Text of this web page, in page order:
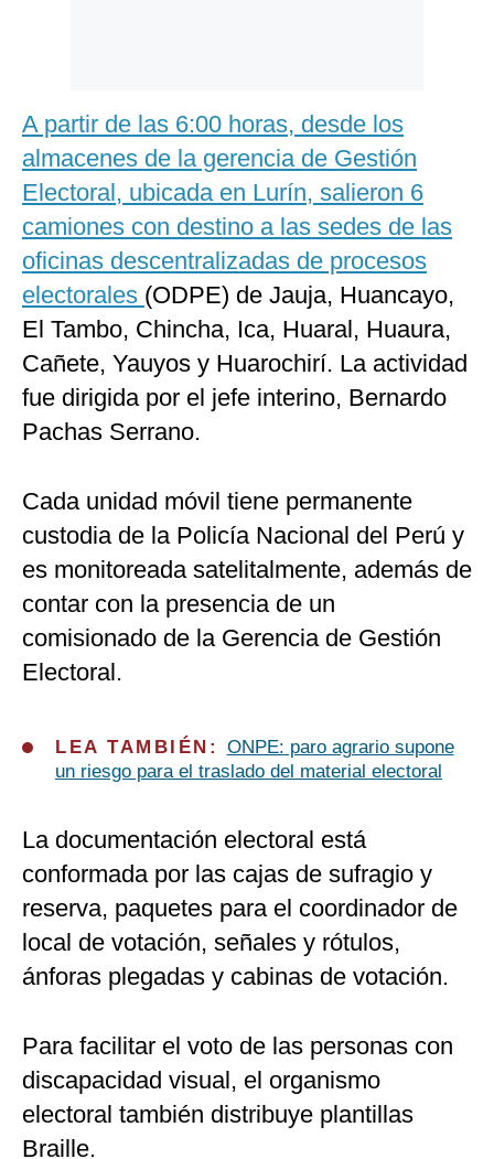
A partir de las 6:00 horas, desde los
almacenes de la gerencia de Gestión
Electoral, ubicada en Lurín, salieron 6
camiones con destino a las sedes de las
oficinas descentralizadas de procesos
electorales (ODPE) de Jauja, Huancayo,
El Tambo, Chincha, Ica, Huaral, Huaura,
Cañete, Yauyos y Huarochirí. La actividad
fue dirigida por el jefe interino, Bernardo
Pachas Serrano.
Cada unidad móvil tiene permanente
custodia de la Policía Nacional del Perú y
es monitoreada satelitalmente, además de
contar con la presencia de un
comisionado de la Gerencia de Gestión
Electoral.
LEA TAMBIÉN: ONPE: paro agrario supone
un riesgo para el traslado del material electoral
La documentación electoral está
conformada por las cajas de sufragio y
reserva, paquetes para el coordinador de
local de votación, señales y rótulos,
ánforas plegadas y cabinas de votación.
Para facilitar el voto de las personas con
discapacidad visual, el organismo
electoral también distribuye plantillas
Braille.